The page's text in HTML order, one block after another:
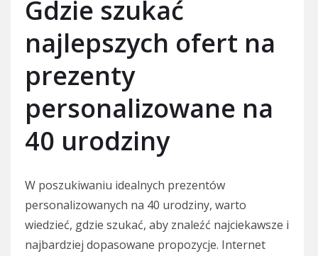
Gdzie szukać
najlepszych ofert na
prezenty
personalizowane na
40 urodziny
W poszukiwaniu idealnych prezentów
personalizowanych na 40 urodziny, warto
wiedzieć, gdzie szukać, aby znaleźć najciekawsze i
najbardziej dopasowane propozycje. Internet